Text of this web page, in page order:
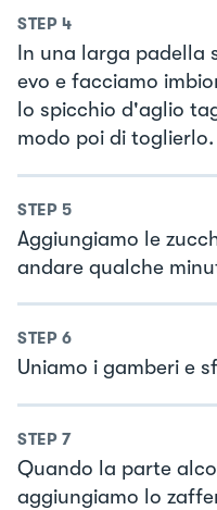
STEP 4
In una larga padella
evo e facciamo
lo spicchio d'aglio
modo poi di toglierlo.
STEP 5
Aggiungiamo le
andare qualche
STEP 6
Uniamo i gamberi e
STEP 7
Quando la parte
aggiungiamo lo